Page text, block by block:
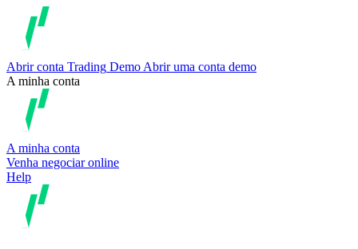
Abrir conta Trading Demo Abrir uma conta demo
A minha conta
A minha conta
Venha negociar online
Help